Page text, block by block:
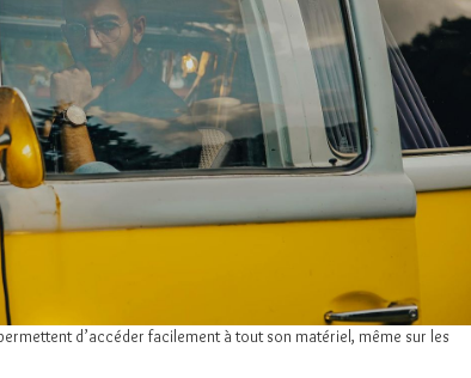
d’accéder facilement à tout son matériel, même sur les